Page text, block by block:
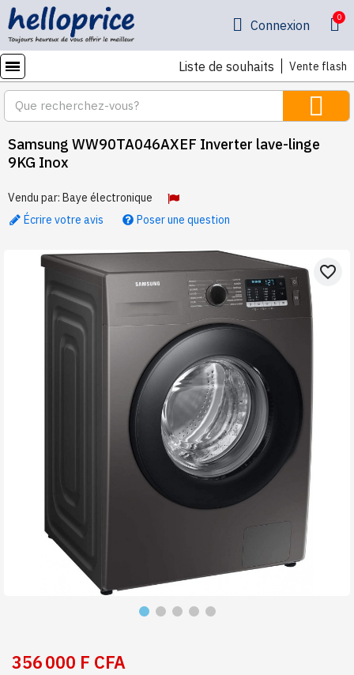
Connexion
Liste de souhaits Vente flash
Samsung WW90TA046AXEF Inverter lave-linge
9KG Inox
Vendu par: Baye électronique
Écrire votre avis
Poser une question
favorite_border
356 000 F CFA